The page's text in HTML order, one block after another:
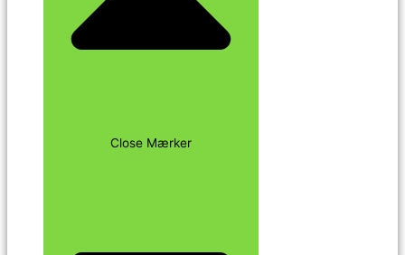
Close Mærker